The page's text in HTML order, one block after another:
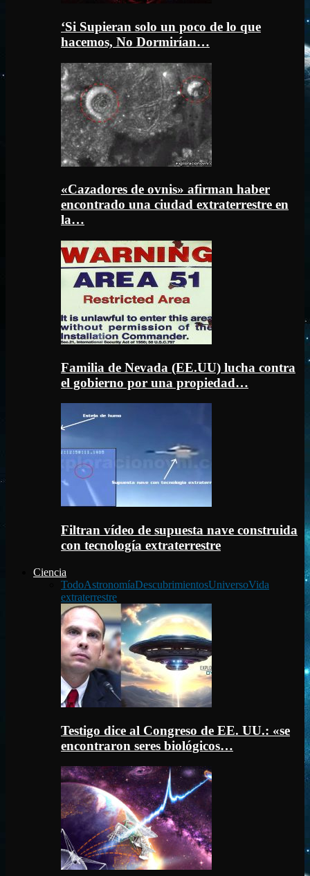
‘Si Supieran solo un poco de lo que
hacemos, No Dormirían…
«Cazadores de ovnis» afirman haber
encontrado una ciudad extraterrestre en
la…
Familia de Nevada (EE.UU) lucha contra
el gobierno por una propiedad…
Filtran vídeo de supuesta nave construida
con tecnología extraterrestre
Ciencia
TodoAstronomíaDescubrimientosUniversoVida
extraterrestre
Testigo dice al Congreso de EE. UU.: «se
encontraron seres biológicos…